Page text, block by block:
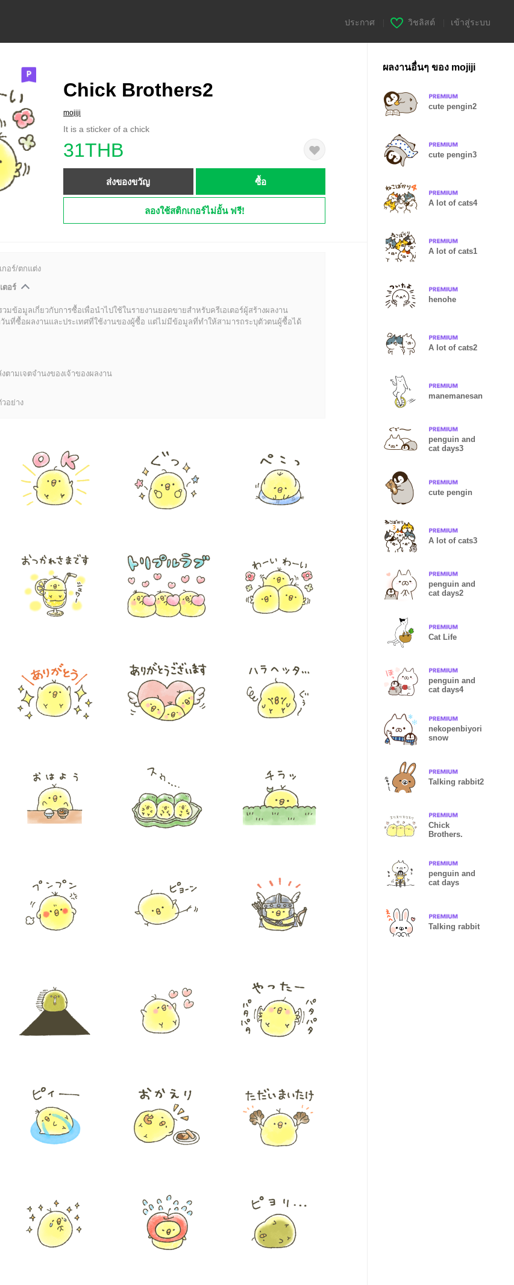
ประกาศ วิชลิสต์ เข้าสู่ระบบ
Chick Brothers2
mojiji
It is a sticker of a chick
31THB
ส่งของขวัญ ซื้อ
ลองใช้สติกเกอร์ไม่อั้น ฟรี!
อร์/ตกแต่ง
ตอร์
วมข้อมูลเกี่ยวกับการซื้อเพื่อนำไปใช้ในรายงานยอดขายสำหรับครีเอเตอร์ผู้สร้างผลงาน
นที่ซื้อผลงานและประเทศที่ใช้งานของผู้ซื้อ แต่ไม่มีข้อมูลที่ทำให้สามารถระบุตัวตนผู้ซื้อได้
ตามเจตจำนงของเจ้าของผลงาน
อย่าง
ผลงานอื่นๆ ของ mojiji
cute pengin2
cute pengin3
A lot of cats4
A lot of cats1
henohe
A lot of cats2
manemanesan
penguin and
cat days3
cute pengin
A lot of cats3
penguin and
cat days2
Cat Life
penguin and
cat days4
nekopenbiyori
snow
Talking rabbit2
Chick
Brothers.
penguin and
cat days
Talking rabbit